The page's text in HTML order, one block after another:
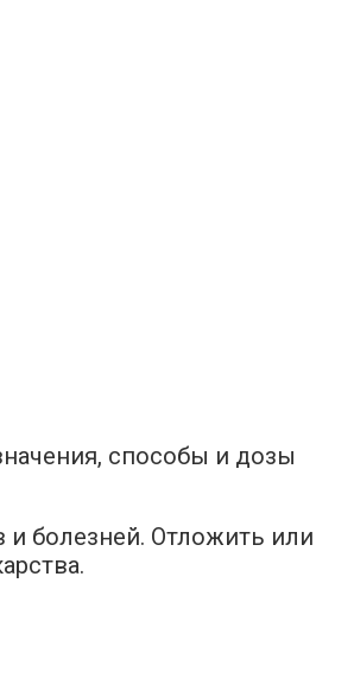
способы и дозы
болезней. Отложить или